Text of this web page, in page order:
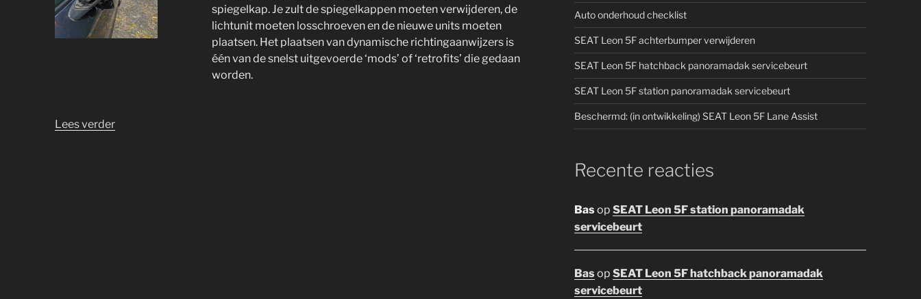
spiegelkap. Je zult de spiegelkappen moeten verwijderen, de
lichtunit moeten losschroeven en de nieuwe units moeten
plaatsen. Het plaatsen van dynamische richtingaanwijzers is
één van de snelst uitgevoerde ‘mods’ of ‘retrofits’ die gedaan
worden.
Lees verder“SEAT
Auto onderhoud checklist
SEAT Leon 5F achterbumper verwijderen
SEAT Leon 5F hatchback panoramadak servicebeurt
SEAT Leon 5F station panoramadak servicebeurt
Beschermd: (in ontwikkeling) SEAT Leon 5F Lane Assist
Recente reacties
Basop SEAT Leon 5F station panoramadak
servicebeurt
Basop SEAT Leon 5F hatchback panoramadak
servicebeurt